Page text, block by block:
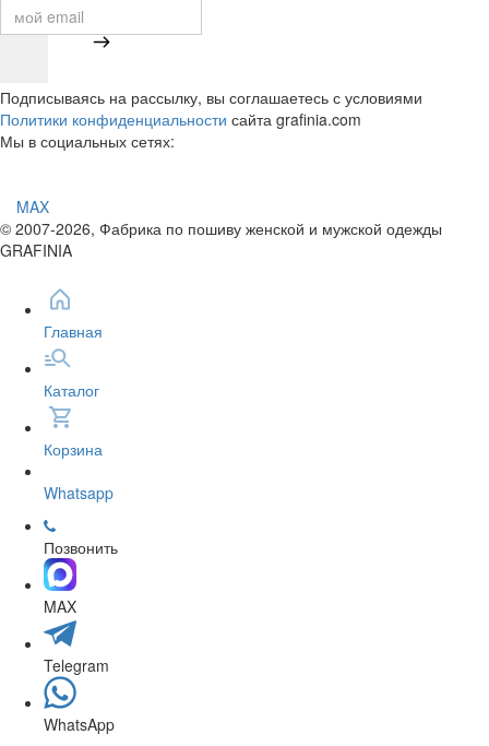
Подписываясь на рассылку, вы соглашаетесь с условиями
Политики конфиденциальности сайта grafinia.com
Мы в социальных сетях:
MAX
© 2007-2026, Фабрика по пошиву женской и мужской одежды
GRAFINIA
Главная
Каталог
Корзина
Whatsapp
Позвонить
MAX
Telegram
WhatsApp